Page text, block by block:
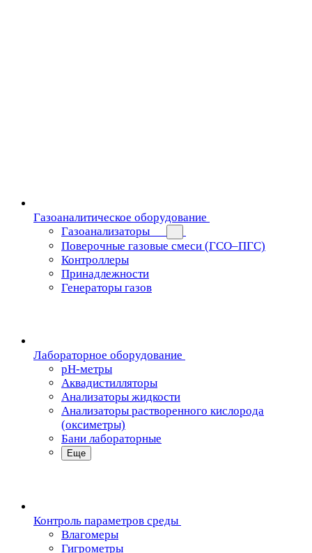
Газоаналитическое оборудование
Газоанализаторы
Поверочные газовые смеси (ГСО–ПГС)
Контроллеры
Принадлежности
Генераторы газов
Лабораторное оборудование
pH-метры
Аквадистилляторы
Анализаторы жидкости
Анализаторы растворенного кислорода
(оксиметры)
Бани лабораторные
Еще
Контроль параметров среды
Влагомеры
Гигрометры